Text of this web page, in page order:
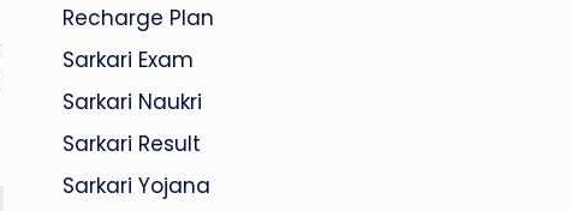
Recharge Plan
Sarkari Exam
Sarkari Naukri
Sarkari Result
Sarkari Yojana